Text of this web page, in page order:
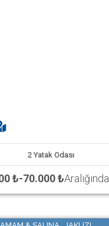
2 Yatak Odası
₺-70.000 ₺Aralığında